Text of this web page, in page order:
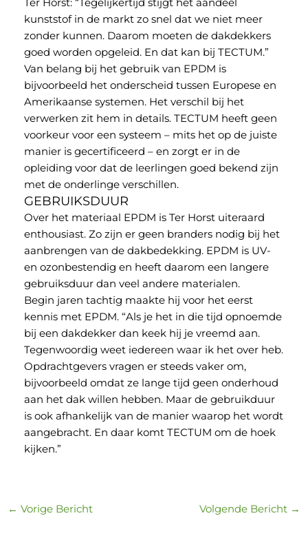
kunststof in de markt zo snel dat we niet meer
zonder kunnen. Daarom moeten de dakdekkers
goed worden opgeleid. En dat kan bij TECTUM.”
Van belang bij het gebruik van EPDM is
bijvoorbeeld het onderscheid tussen Europese en
Amerikaanse systemen. Het verschil bij het
verwerken zit hem in details. TECTUM heeft geen
voorkeur voor een systeem – mits het op de juiste
manier is gecertificeerd – en zorgt er in de
opleiding voor dat de leerlingen goed bekend zijn
met de onderlinge verschillen.
GEBRUIKSDUUR
Over het materiaal EPDM is Ter Horst uiteraard
enthousiast. Zo zijn er geen branders nodig bij het
aanbrengen van de dakbedekking. EPDM is UV-
en ozonbestendig en heeft daarom een langere
gebruiksduur dan veel andere materialen.
Begin jaren tachtig maakte hij voor het eerst
kennis met EPDM. “Als je het in die tijd opnoemde
bij een dakdekker dan keek hij je vreemd aan.
Tegenwoordig weet iedereen waar ik het over heb.
Opdrachtgevers vragen er steeds vaker om,
bijvoorbeeld omdat ze lange tijd geen onderhoud
aan het dak willen hebben. Maar de gebruikduur
is ook afhankelijk van de manier waarop het wordt
aangebracht. En daar komt TECTUM om de hoek
kijken.”
← Vorige Bericht Volgende Bericht →